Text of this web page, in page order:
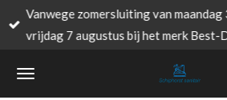
Ga
direct
de
Vanwege zomersluiting van
vrijdag 7 augustus bij het merk Best-